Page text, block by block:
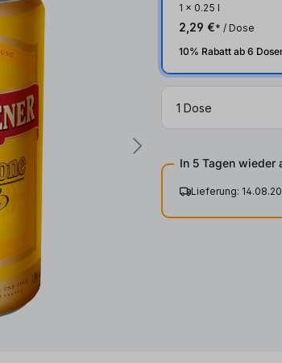
1 x 0.25 l
2,29 €* / Dose
10% Rabatt ab 6
In 5 Tagen wieder
Lieferung: